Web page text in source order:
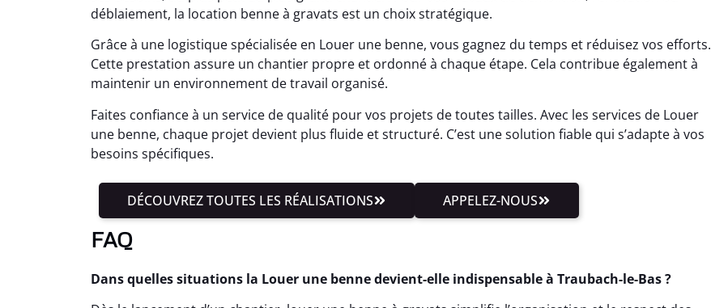
déblaiement, la location benne à gravats est un choix stratégique.
Grâce à une logistique spécialisée en Louer une benne, vous gagnez du temps et réduisez vos efforts.
Cette prestation assure un chantier propre et ordonné à chaque étape. Cela contribue également à
maintenir un environnement de travail organisé.
Faites confiance à un service de qualité pour vos projets de toutes tailles. Avec les services de Louer
une benne, chaque projet devient plus fluide et structuré. C’est une solution fiable qui s’adapte à vos
besoins spécifiques.
DÉCOUVREZ TOUTES LES RÉALISATIONS APPELEZ-NOUS
FAQ
Dans quelles situations la Louer une benne devient-elle indispensable à Traubach-le-Bas ?